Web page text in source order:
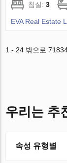
침실:3
EVA Real Estate
1 - 24 밖으로
우리는 추
속성 유형별